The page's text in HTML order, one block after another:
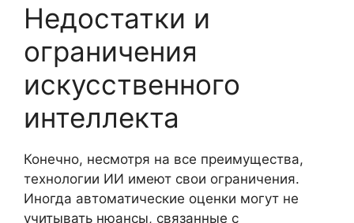
Недостатки и
ограничения
искусственного
интеллекта
Конечно, несмотря на все преимущества,
технологии ИИ имеют свои ограничения.
Иногда автоматические оценки могут не
учитывать нюансы, связанные с